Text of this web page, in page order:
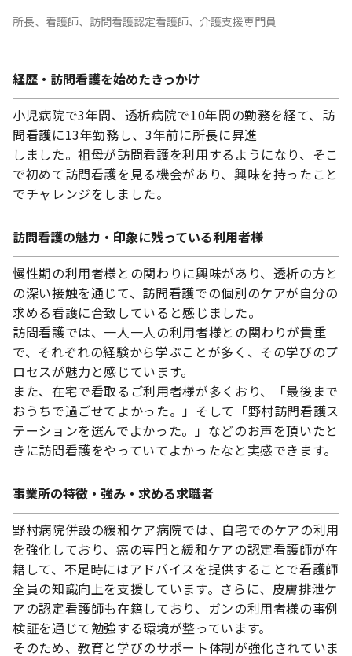
所長、看護師、訪問看護認定看護師、介護支援専門員
経歴・訪問看護を始めたきっかけ
小児病院で3年間、透析病院で10年間の勤務を経て、訪
問看護に13年勤務し、3年前に所長に昇進
しました。祖母が訪問看護を利用するようになり、そこ
で初めて訪問看護を見る機会があり、興味を持ったこと
でチャレンジをしました。
訪問看護の魅力・印象に残っている利用者様
慢性期の利用者様との関わりに興味があり、透析の方と
の深い接触を通じて、訪問看護での個別のケアが自分の
求める看護に合致していると感じました。
訪問看護では、一人一人の利用者様との関わりが貴重
で、それぞれの経験から学ぶことが多く、その学びのプ
ロセスが魅力と感じています。
また、在宅で看取るご利用者様が多くおり、「最後まで
おうちで過ごせてよかった。」そして「野村訪問看護ス
テーションを選んでよかった。」などのお声を頂いたと
きに訪問看護をやっていてよかったなと実感できます。
事業所の特徴・強み・求める求職者
野村病院併設の緩和ケア病院では、自宅でのケアの利用
を強化しており、癌の専門と緩和ケアの認定看護師が在
籍して、不足時にはアドバイスを提供することで看護師
全員の知識向上を支援しています。さらに、皮膚排泄ケ
アの認定看護師も在籍しており、ガンの利用者様の事例
検証を通じて勉強する環境が整っています。
そのため、教育と学びのサポート体制が強化されていま